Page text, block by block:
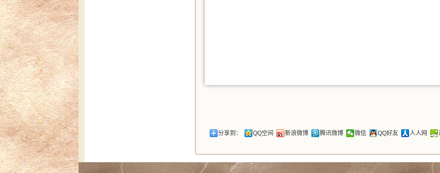
分享到： QQ空间 新浪微博 腾讯微博 微信 QQ好友 人人网